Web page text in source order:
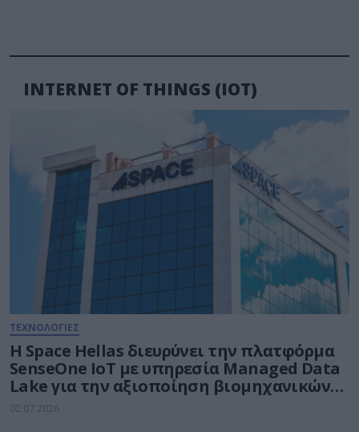
INTERNET OF THINGS (IOT)
ΤΕΧΝΟΛΟΓΙΕΣ
Η Space Hellas διευρύνει την πλατφόρμα
SenseOne ΙοΤ με υπηρεσία Managed Data
Lake για την αξιοποίηση βιομηχανικών
δεδομένων με Τεχνητή Νοημοσύνη
02.07.2026